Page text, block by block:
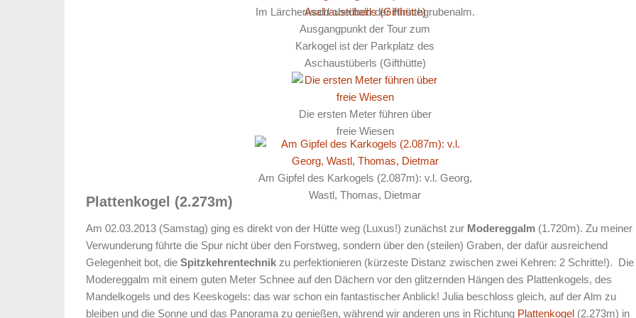
Ausgangpunkt der Tour zum
Karkogel ist der Parkplatz des
Aschaustüberls (Gifthütte)
Die ersten Meter führen über
freie Wiesen
Im Lärchenwald oberhalb der Hirschgrubenalm.
Am Gipfel des Karkogels (2.087m): v.l. Georg,
Wastl, Thomas, Dietmar
Plattenkogel (2.273m)
Am 02.03.2013 (Samstag) ging es direkt von der Hütte weg (Luxus!) zunächst zur Modereggalm (1.720m). Zu meiner
Verwunderung führte die Spur nicht über den Forstweg, sondern über den (steilen) Graben, der dafür ausreichend
Gelegenheit bot, die Spitzkehrentechnik zu perfektionieren (kürzeste Distanz zwischen zwei Kehren: 2 Schritte!). Die
Modereggalm mit einem guten Meter Schnee auf den Dächern vor den glitzernden Hängen des Plattenkogels, des
Mandelkogels und des Keeskogels: das war schon ein fantastischer Anblick! Julia beschloss gleich, auf der Alm zu
bleiben und die Sonne und das Panorama zu genießen, während wir anderen uns in Richtung Plattenkogel (2.273m) in